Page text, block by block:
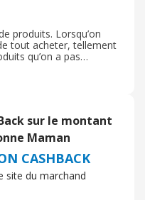
produits. Lorsqu’on
tout acheter, tellement
qu’on a pas
produits qu’on ne
navigation sur le site
commandé des
d’anniversaire et après
les réutiliser. Je
j’évite d’y aller trois
commander même si
sur le montant
Maman
CASHBACK
site du marchand